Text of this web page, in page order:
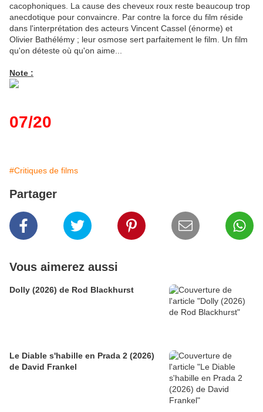
cacophoniques. La cause des cheveux roux reste beaucoup trop
anecdotique pour convaincre. Par contre la force du film réside
dans l'interprétation des acteurs Vincent Cassel (énorme) et
Olivier Bathélémy ; leur osmose sert parfaitement le film. Un film
qu'on déteste où qu'on aime...
Note :
07/20
#Critiques de films
Partager
Vous aimerez aussi
Dolly (2026) de Rod Blackhurst
Le Diable s'habille en Prada 2 (2026)
de David Frankel